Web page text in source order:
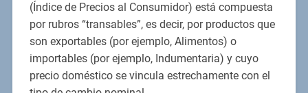
(Índice de Precios al Consumidor) está compuesta
por rubros “transables”, es decir, por productos que
son exportables (por ejemplo, Alimentos) o
importables (por ejemplo, Indumentaria) y cuyo
precio doméstico se vincula estrechamente con el